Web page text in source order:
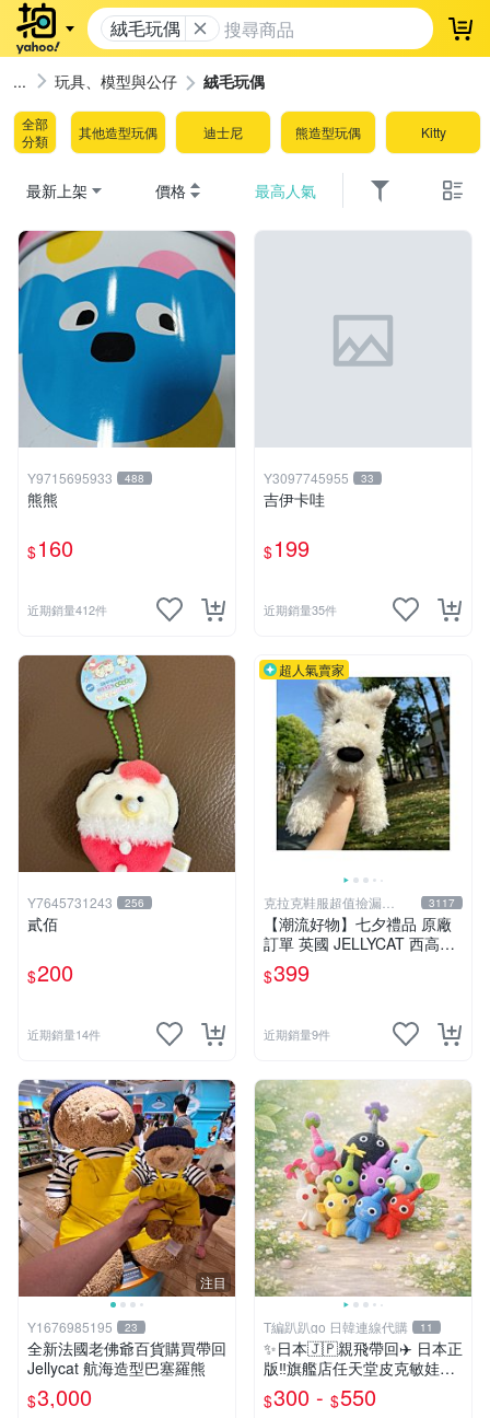
絨毛玩偶 登
玩具、模型與公仔 絨毛玩偶
全部
分類
其他造型玩偶 迪士尼 熊造型玩偶 Kitty
最新上架 價格 最高人氣
Y9715695933 488
熊熊
$160
近期銷量412件
Y3097745955 33
吉伊卡哇
$199
近期銷量35件
Y7645731243 256
貳佰
$200
近期銷量14件
超人氣賣家
克拉克鞋服超值撿漏
KLKXF
3117
【潮流好物】七夕禮品 原廠
訂單 英國 JELLYCAT 西高地
公仔玩偶 毛絨玩具
$399
近期銷量9件
注目
Y1676985195 23
全新法國老佛爺百貨購買帶回
Jellycat 航海造型巴塞羅熊
$3,000
T編趴趴go 日韓連線代購 11
✨日本🇯🇵親飛帶回✈️ 日本正
版‼️旗艦店任天堂皮克敏娃娃
PIKMIN 小吊飾 鑰匙圈
$300 - $550